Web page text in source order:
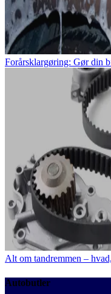
Forårsklargøring: Gør din
Alt om tandremmen –
Autobutler